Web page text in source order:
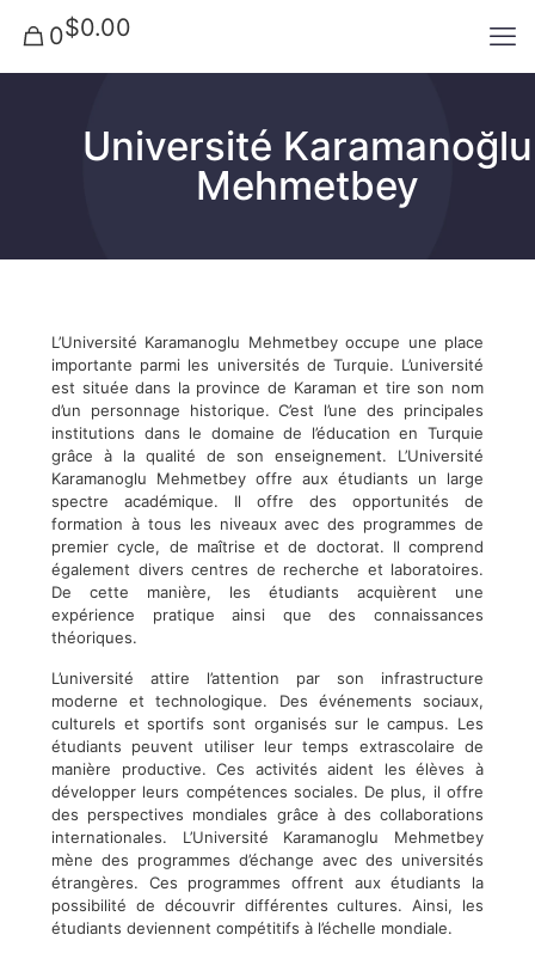
0$0.00
Université Karamanoğlu
Mehmetbey
L’Université Karamanoglu Mehmetbey occupe une place
importante parmi les universités de Turquie. L’université
est située dans la province de Karaman et tire son nom
d’un personnage historique. C’est l’une des principales
institutions dans le domaine de l’éducation en Turquie
grâce à la qualité de son enseignement. L’Université
Karamanoglu Mehmetbey offre aux étudiants un large
spectre académique. Il offre des opportunités de
formation à tous les niveaux avec des programmes de
premier cycle, de maîtrise et de doctorat. Il comprend
également divers centres de recherche et laboratoires.
De cette manière, les étudiants acquièrent une
expérience pratique ainsi que des connaissances
théoriques.
L’université attire l’attention par son infrastructure
moderne et technologique. Des événements sociaux,
culturels et sportifs sont organisés sur le campus. Les
étudiants peuvent utiliser leur temps extrascolaire de
manière productive. Ces activités aident les élèves à
développer leurs compétences sociales. De plus, il offre
des perspectives mondiales grâce à des collaborations
internationales. L’Université Karamanoglu Mehmetbey
mène des programmes d’échange avec des universités
étrangères. Ces programmes offrent aux étudiants la
possibilité de découvrir différentes cultures. Ainsi, les
étudiants deviennent compétitifs à l’échelle mondiale.